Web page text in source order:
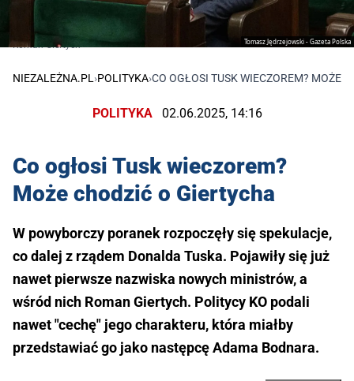
Tomasz Jędrzejowski - Gazeta Polska
Roman Giertych
NIEZALEŻNA.PL ›POLITYKA›CO OGŁOSI TUSK WIECZOREM? MOŻE
POLITYKA 02.06.2025, 14:16
Co ogłosi Tusk wieczorem?
Może chodzić o Giertycha
W powyborczy poranek rozpoczęły się spekulacje,
co dalej z rządem Donalda Tuska. Pojawiły się już
nawet pierwsze nazwiska nowych ministrów, a
wśród nich Roman Giertych. Politycy KO podali
nawet "cechę" jego charakteru, która miałby
przedstawiać go jako następcę Adama Bodnara.